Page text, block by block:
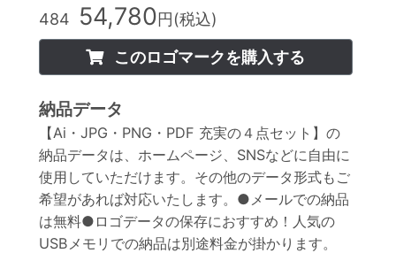
484 54,780円(税込)
このロゴマークを購入する
納品データ
【Ai・JPG・PNG・PDF 充実の４点セット】の
納品データは、ホームページ、SNSなどに自由に
使用していただけます。その他のデータ形式もご
希望があれば対応いたします。●メールでの納品
は無料●ロゴデータの保存におすすめ！人気の
USBメモリでの納品は別途料金が掛かります。